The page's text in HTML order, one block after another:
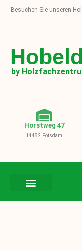
Besuchen Sie unseren
by
Horstweg 47
14482 Potsdam